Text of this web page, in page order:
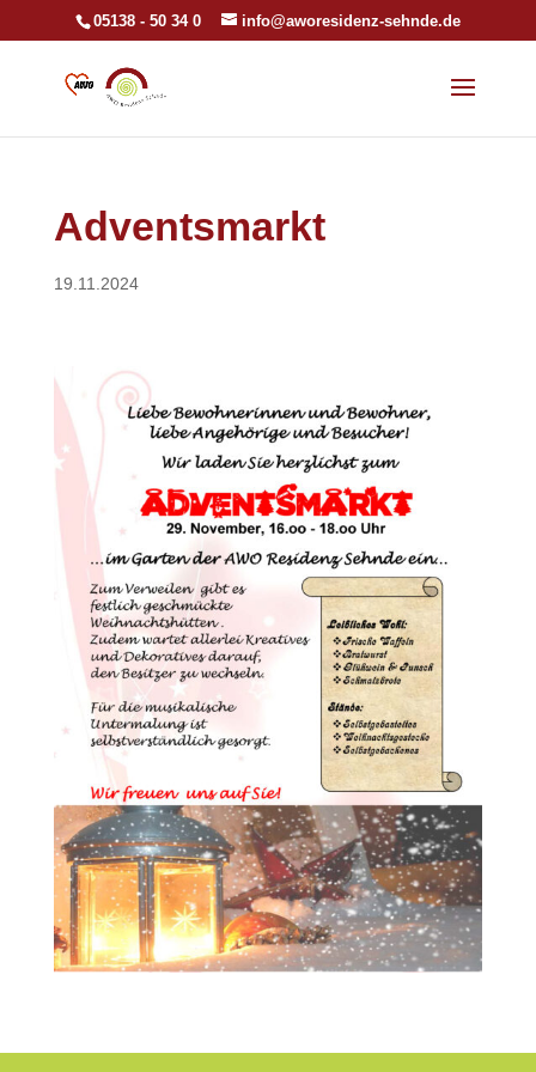
05138 - 50 34 0 info@aworesidenz-sehnde.de
Adventsmarkt
19.11.2024